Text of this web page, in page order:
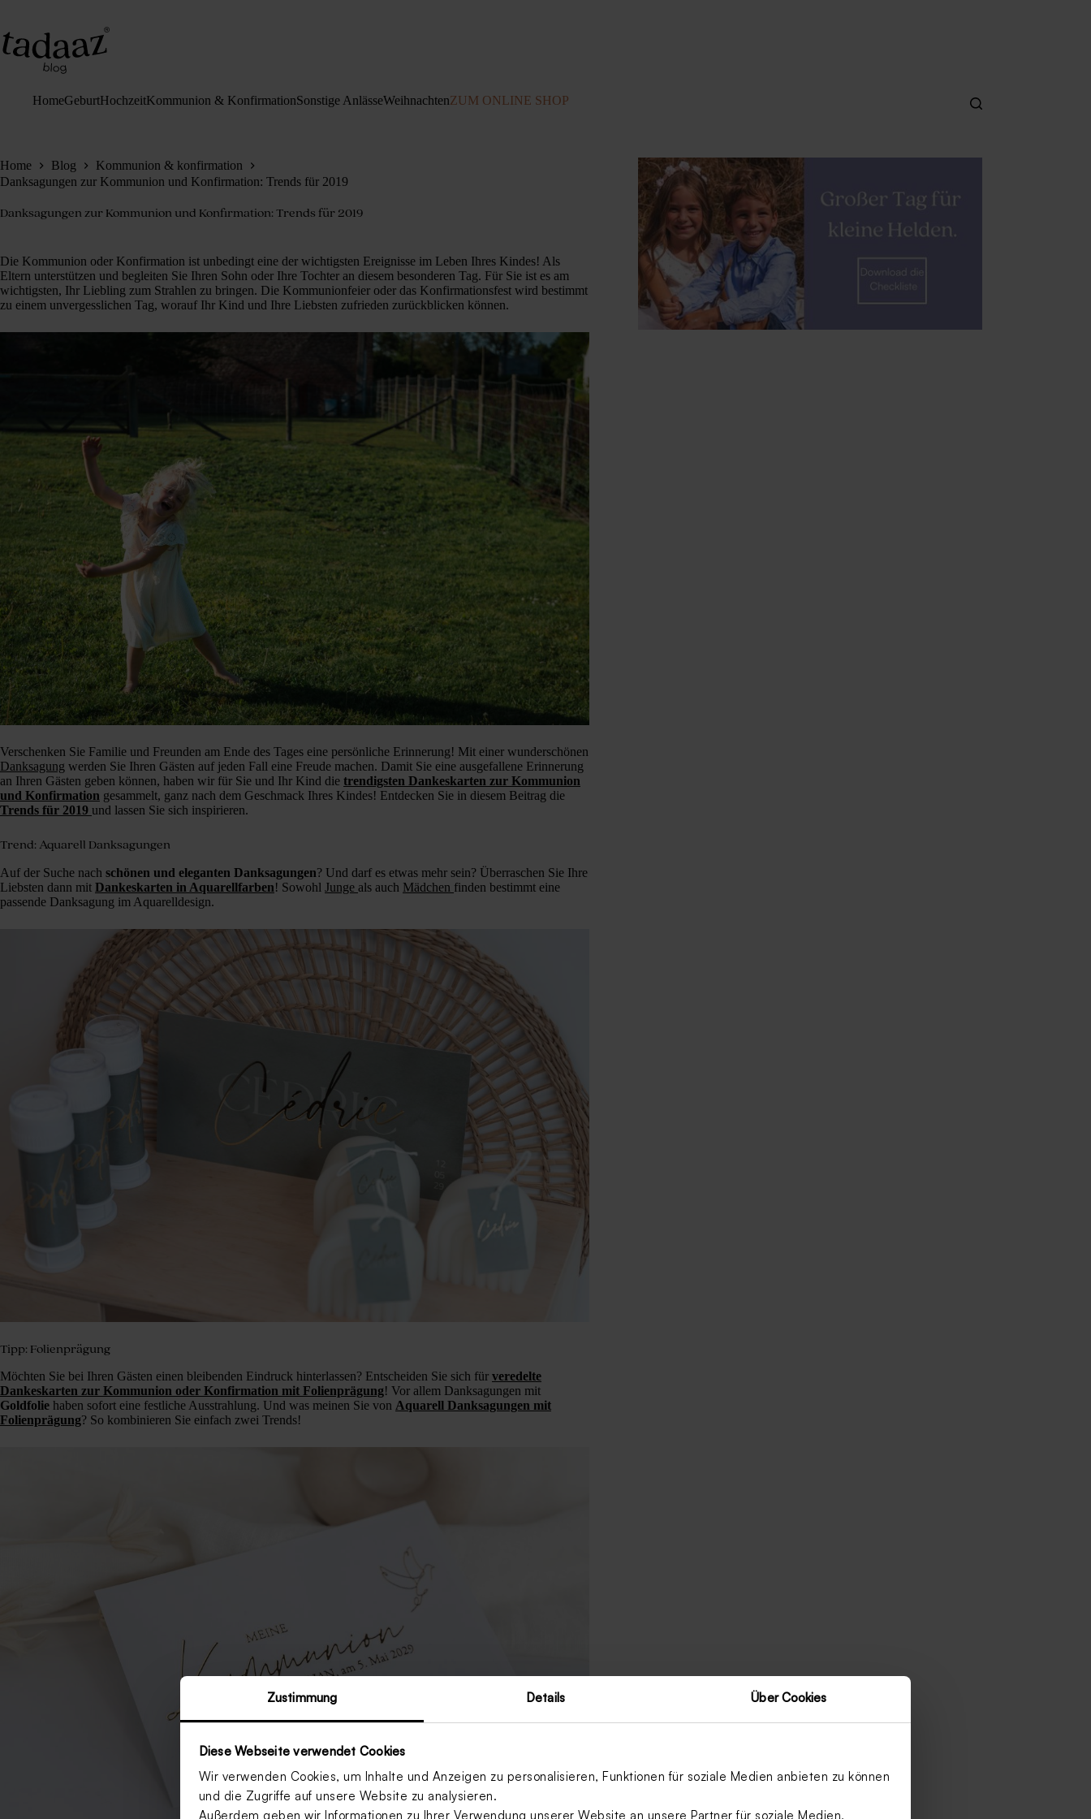
Zustimmung Details Über Cookies
Diese Webseite verwendet Cookies
Wir verwenden Cookies, um Inhalte und Anzeigen zu personalisieren, Funktionen für soziale Medien anbieten zu können
und die Zugriffe auf unsere Website zu analysieren.
Außerdem geben wir Informationen zu Ihrer Verwendung unserer Website an unsere Partner für soziale Medien,
springen
HomeGeburtHochzeitKommunion & KonfirmationSonstige AnlässeWeihnachtenZUM ONLINE SHOP
Home Blog
Kommunion & konfirmation
Danksagungen zur Kommunion und Konfirmation: Trends für 2019
Danksagungen zur Kommunion und Konfirmation: Trends für 2019
Die Kommunion oder Konfirmation ist unbedingt eine der wichtigsten Ereignisse im Leben Ihres Kindes! Als
Eltern unterstützen und begleiten Sie Ihren Sohn oder Ihre Tochter an diesem besonderen Tag. Für Sie ist es am
wichtigsten, Ihr Liebling zum Strahlen zu bringen. Die Kommunionfeier oder das Konfirmationsfest wird bestimmt
zu einem unvergesslichen Tag, worauf Ihr Kind und Ihre Liebsten zufrieden zurückblicken können.
Verschenken Sie Familie und Freunden am Ende des Tages eine persönliche Erinnerung! Mit einer wunderschönen
Danksagung werden Sie Ihren Gästen auf jeden Fall eine Freude machen. Damit Sie eine ausgefallene Erinnerung
an Ihren Gästen geben können, haben wir für Sie und Ihr Kind die trendigsten Dankeskarten zur Kommunion
und Konfirmation gesammelt, ganz nach dem Geschmack Ihres Kindes! Entdecken Sie in diesem Beitrag die
Trends für 2019 und lassen Sie sich inspirieren.
Trend: Aquarell Danksagungen
Auf der Suche nach schönen und eleganten Danksagungen? Und darf es etwas mehr sein? Überraschen Sie Ihre
Liebsten dann mit Dankeskarten in Aquarellfarben! Sowohl Junge als auch Mädchen finden bestimmt eine
passende Danksagung im Aquarelldesign.
Tipp: Folienprägung
Möchten Sie bei Ihren Gästen einen bleibenden Eindruck hinterlassen? Entscheiden Sie sich für veredelte
Dankeskarten zur Kommunion oder Konfirmation mit Folienprägung! Vor allem Danksagungen mit
Goldfolie haben sofort eine festliche Ausstrahlung. Und was meinen Sie von Aquarell Danksagungen mit
Folienprägung? So kombinieren Sie einfach zwei Trends!